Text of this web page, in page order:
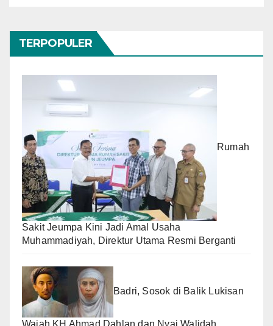
TERPOPULER
Rumah
Sakit Jeumpa Kini Jadi Amal Usaha
Muhammadiyah, Direktur Utama Resmi Berganti
Badri, Sosok di Balik Lukisan
Wajah KH Ahmad Dahlan dan Nyai Walidah